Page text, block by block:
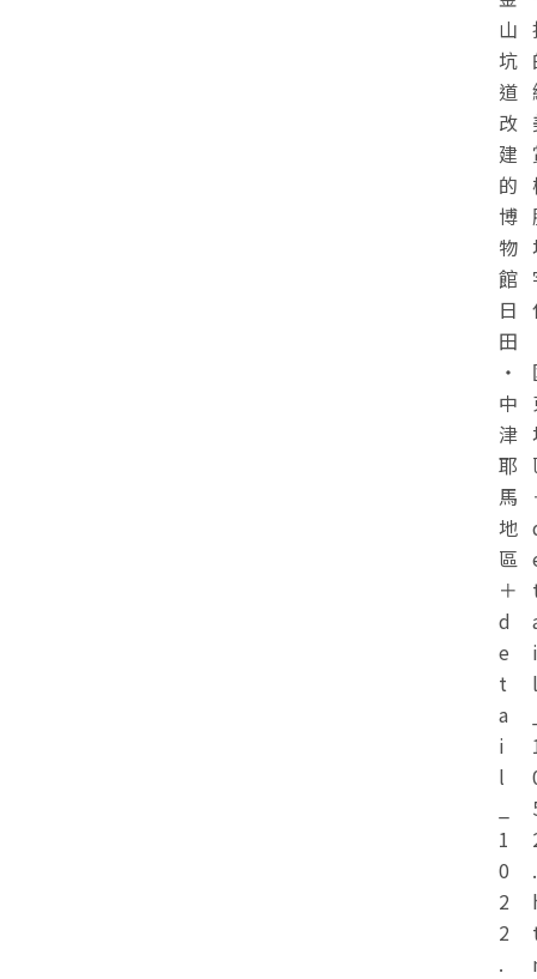
山
坑
道
改
建
的
博
物
館
日
田
・
中
津
耶
馬
地
區
＋
d
e
t
a
i
l
1
0
2
2
.
i
l
.